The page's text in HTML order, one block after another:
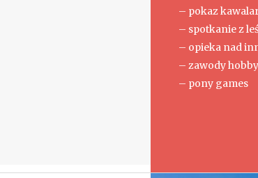
– pokaz
– spotkanie z
– opieka nad
– zawody
– pony games